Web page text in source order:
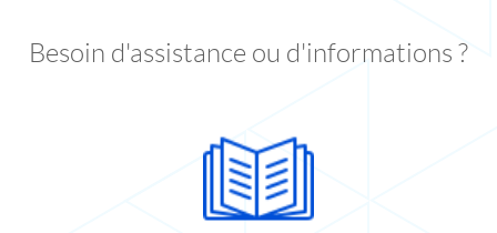
Besoin d'assistance ou d'informations ?